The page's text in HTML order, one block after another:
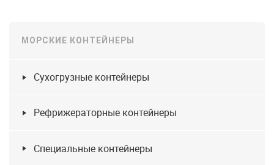
МОРСКИЕ КОНТЕЙНЕРЫ
Сухогрузные контейнеры
Рефрижераторные контейнеры
Специальные контейнеры